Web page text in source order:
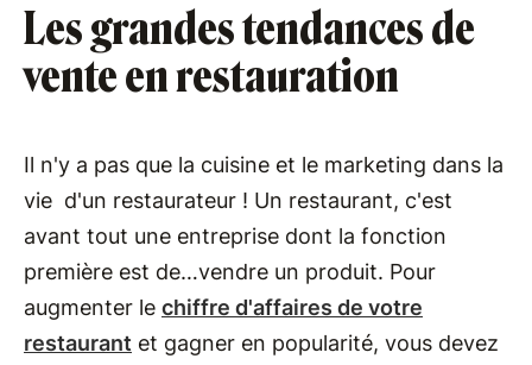
Les grandes tendances de
vente en restauration
Il n'y a pas que la cuisine et le marketing dans la
vie d'un restaurateur ! Un restaurant, c'est
avant tout une entreprise dont la fonction
première est de…vendre un produit. Pour
augmenter le chiffre d'affaires de votre
restaurant et gagner en popularité, vous devez